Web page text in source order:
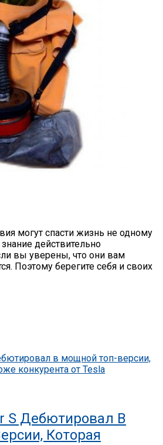
могут спасти жизнь не одному
действительно
вы уверены, что они вам
Поэтому берегите себя и своих
S Дебютировал В
Которая